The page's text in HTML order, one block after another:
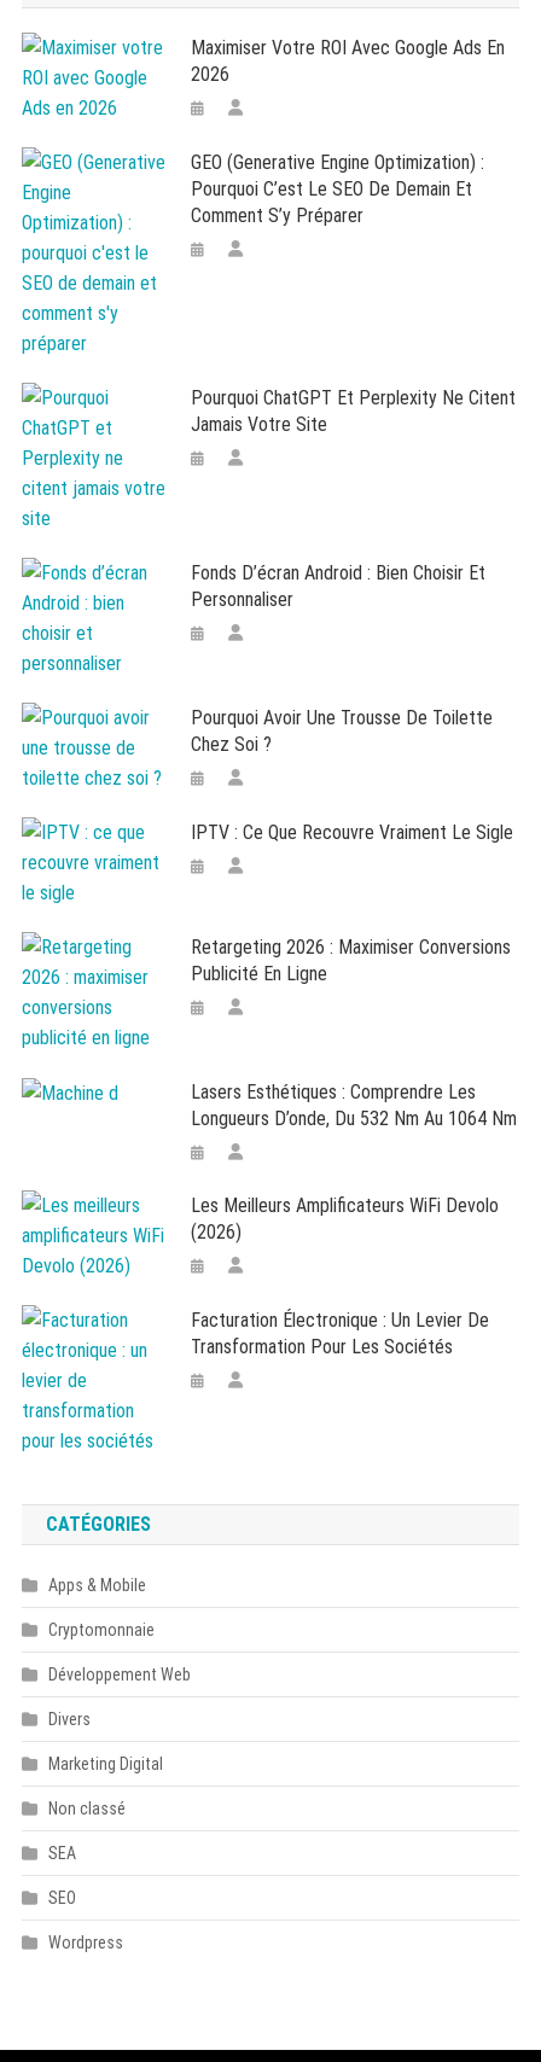
Maximiser Votre ROI Avec Google Ads En
2026
GEO (Generative Engine Optimization) :
Pourquoi C’est Le SEO De Demain Et
Comment S’y Préparer
Pourquoi ChatGPT Et Perplexity Ne Citent
Jamais Votre Site
Fonds D’écran Android : Bien Choisir Et
Personnaliser
Pourquoi Avoir Une Trousse De Toilette
Chez Soi ?
IPTV : Ce Que Recouvre Vraiment Le Sigle
Retargeting 2026 : Maximiser Conversions
Publicité En Ligne
Lasers Esthétiques : Comprendre Les
Longueurs D’onde, Du 532 Nm Au 1064 Nm
Les Meilleurs Amplificateurs WiFi Devolo
(2026)
Facturation Électronique : Un Levier De
Transformation Pour Les Sociétés
CATÉGORIES
Apps & Mobile
Cryptomonnaie
Développement Web
Divers
Marketing Digital
Non classé
SEA
SEO
Wordpress